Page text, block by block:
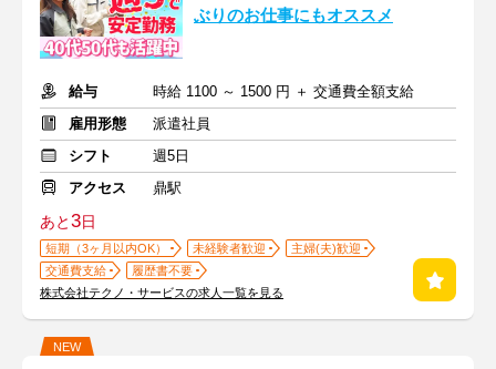
ぶりのお仕事にもオススメ
給与
時給 1100 ～ 1500 円 ＋ 交通費全額支給
雇用形態
派遣社員
シフト
週5日
アクセス
鼎駅
あと3日
短期（3ヶ月以内OK） 未経験者歓迎
主婦(夫)歓迎
交通費支給
履歴書不要
株式会社テクノ・サービスの求人一覧を見る
NEW